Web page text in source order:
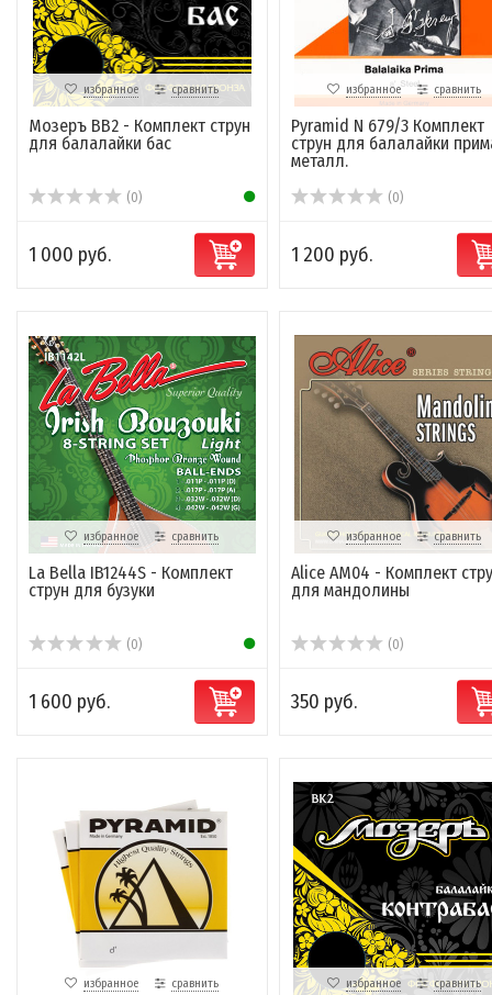
избранное сравнить
Мозеръ BB2 - Комплект струн
для балалайки бас
(0)
1 000 руб.
избранное сравнить
Pyramid N 679/3 Комплект
струн для балалайки
металл.
(0)
1 200 руб.
избранное сравнить
La Bella IB1244S - Комплект
струн для бузуки
(0)
1 600 руб.
избранное сравнить
Alice AM04 - Комплект
для мандолины
(0)
350 руб.
избранное сравнить избранное сравнить